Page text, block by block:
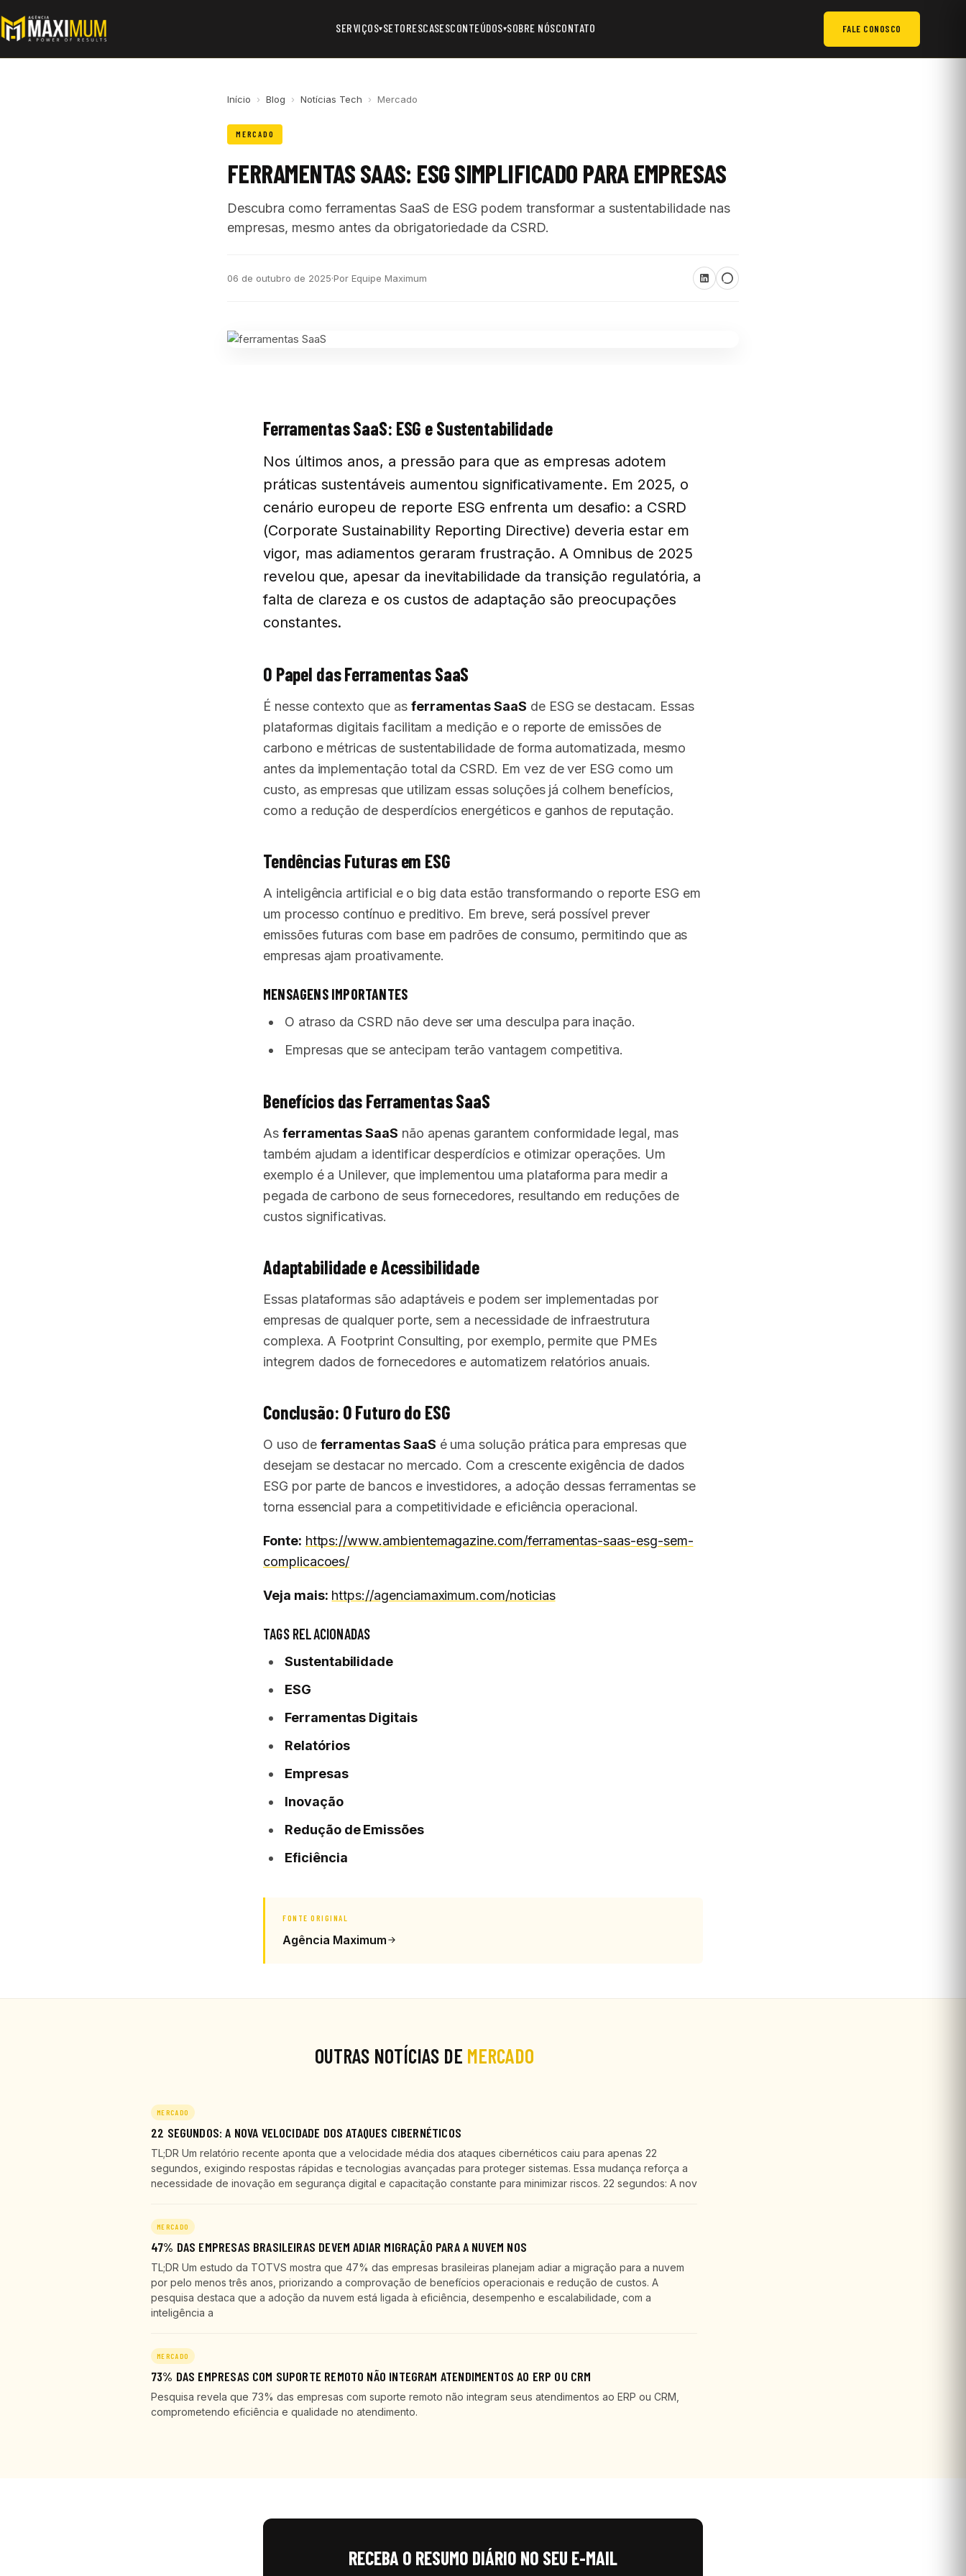
SERVIÇOS▾SETORESCASESCONTEÚDOS▾SOBRE NÓSCONTATO FALE CONOSCO
Início › Blog › Notícias Tech › Mercado
MERCADO
FERRAMENTAS SAAS: ESG SIMPLIFICADO PARA EMPRESAS
Descubra como ferramentas SaaS de ESG podem transformar a sustentabilidade nas
empresas, mesmo antes da obrigatoriedade da CSRD.
06 de outubro de 2025·Por Equipe Maximum
Ferramentas SaaS: ESG e Sustentabilidade
Nos últimos anos, a pressão para que as empresas adotem
práticas sustentáveis aumentou significativamente. Em 2025, o
cenário europeu de reporte ESG enfrenta um desafio: a CSRD
(Corporate Sustainability Reporting Directive) deveria estar em
vigor, mas adiamentos geraram frustração. A Omnibus de 2025
revelou que, apesar da inevitabilidade da transição regulatória, a
falta de clareza e os custos de adaptação são preocupações
constantes.
O Papel das Ferramentas SaaS
É nesse contexto que as ferramentas SaaS de ESG se destacam. Essas
plataformas digitais facilitam a medição e o reporte de emissões de
carbono e métricas de sustentabilidade de forma automatizada, mesmo
antes da implementação total da CSRD. Em vez de ver ESG como um
custo, as empresas que utilizam essas soluções já colhem benefícios,
como a redução de desperdícios energéticos e ganhos de reputação.
Tendências Futuras em ESG
A inteligência artificial e o big data estão transformando o reporte ESG em
um processo contínuo e preditivo. Em breve, será possível prever
emissões futuras com base em padrões de consumo, permitindo que as
empresas ajam proativamente.
MENSAGENS IMPORTANTES
O atraso da CSRD não deve ser uma desculpa para inação.
Empresas que se antecipam terão vantagem competitiva.
Benefícios das Ferramentas SaaS
As ferramentas SaaS não apenas garantem conformidade legal, mas
também ajudam a identificar desperdícios e otimizar operações. Um
exemplo é a Unilever, que implementou uma plataforma para medir a
pegada de carbono de seus fornecedores, resultando em reduções de
custos significativas.
Adaptabilidade e Acessibilidade
Essas plataformas são adaptáveis e podem ser implementadas por
empresas de qualquer porte, sem a necessidade de infraestrutura
complexa. A Footprint Consulting, por exemplo, permite que PMEs
integrem dados de fornecedores e automatizem relatórios anuais.
Conclusão: O Futuro do ESG
O uso de ferramentas SaaS é uma solução prática para empresas que
desejam se destacar no mercado. Com a crescente exigência de dados
ESG por parte de bancos e investidores, a adoção dessas ferramentas se
torna essencial para a competitividade e eficiência operacional.
Fonte: https://www.ambientemagazine.com/ferramentas-saas-esg-sem-
complicacoes/
Veja mais: https://agenciamaximum.com/noticias
TAGS RELACIONADAS
Sustentabilidade
ESG
Ferramentas Digitais
Relatórios
Empresas
Inovação
Redução de Emissões
Eficiência
FONTE ORIGINAL
Agência Maximum
OUTRAS NOTÍCIAS DE MERCADO
MERCADO
22 SEGUNDOS: A NOVA VELOCIDADE DOS ATAQUES CIBERNÉTICOS
TL;DR Um relatório recente aponta que a velocidade média dos ataques cibernéticos caiu para apenas 22
segundos, exigindo respostas rápidas e tecnologias avançadas para proteger sistemas. Essa mudança reforça a
necessidade de inovação em segurança digital e capacitação constante para minimizar riscos. 22 segundos: A nov
MERCADO
47% DAS EMPRESAS BRASILEIRAS DEVEM ADIAR MIGRAÇÃO PARA A NUVEM NOS
TL;DR Um estudo da TOTVS mostra que 47% das empresas brasileiras planejam adiar a migração para a nuvem
por pelo menos três anos, priorizando a comprovação de benefícios operacionais e redução de custos. A
pesquisa destaca que a adoção da nuvem está ligada à eficiência, desempenho e escalabilidade, com a
inteligência a
MERCADO
73% DAS EMPRESAS COM SUPORTE REMOTO NÃO INTEGRAM ATENDIMENTOS AO ERP OU CRM
Pesquisa revela que 73% das empresas com suporte remoto não integram seus atendimentos ao ERP ou CRM,
comprometendo eficiência e qualidade no atendimento.
RECEBA O RESUMO DIÁRIO NO SEU E-MAIL